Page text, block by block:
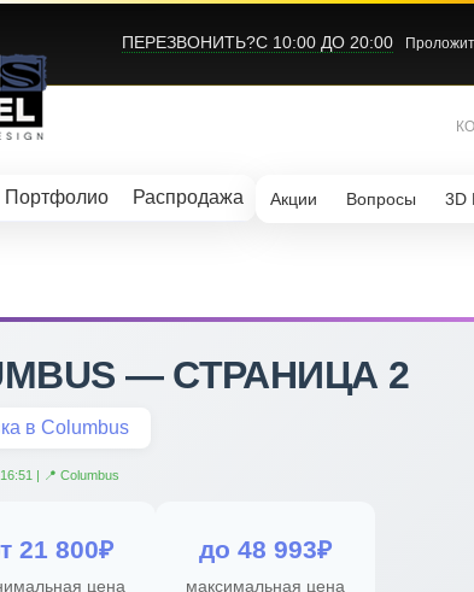
ПЕРЕЗВОНИТЬ?С 10:00 ДО 20:00
Портфолио Распродажа Акции Вопросы 3D
— СТРАНИЦА 2
в Columbus
| 📍 Columbus
21 800₽
цена
до 48 993₽
максимальная цена